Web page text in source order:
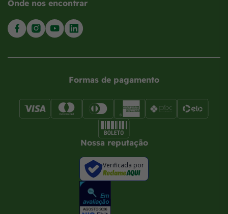
Onde nos encontrar
Formas de pagamento
Nossa reputação
Verificada por